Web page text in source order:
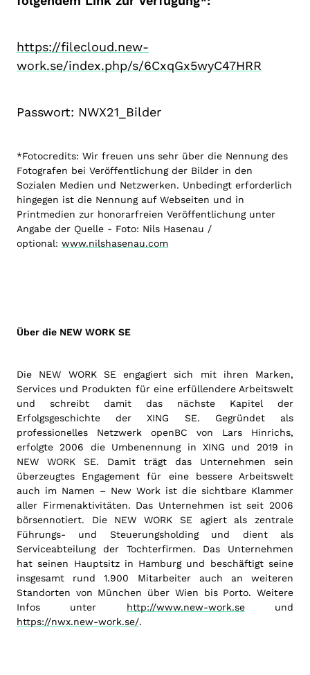
https://filecloud.new-
work.se/index.php/s/6CxqGx5wyC47HRR
Passwort: NWX21_Bilder
*Fotocredits: Wir freuen uns sehr über die Nennung des
Fotografen bei Veröffentlichung der Bilder in den
Sozialen Medien und Netzwerken. Unbedingt erforderlich
hingegen ist die Nennung auf Webseiten und in
Printmedien zur honorarfreien Veröffentlichung unter
Angabe der Quelle - Foto: Nils Hasenau /
optional: www.nilshasenau.com
Über die NEW WORK SE
Die NEW WORK SE engagiert sich mit ihren Marken,
Services und Produkten für eine erfüllendere Arbeitswelt
und schreibt damit das nächste Kapitel der
Erfolgsgeschichte der XING SE. Gegründet als
professionelles Netzwerk openBC von Lars Hinrichs,
erfolgte 2006 die Umbenennung in XING und 2019 in
NEW WORK SE. Damit trägt das Unternehmen sein
überzeugtes Engagement für eine bessere Arbeitswelt
auch im Namen – New Work ist die sichtbare Klammer
aller Firmenaktivitäten. Das Unternehmen ist seit 2006
börsennotiert. Die NEW WORK SE agiert als zentrale
Führungs- und Steuerungsholding und dient als
Serviceabteilung der Tochterfirmen. Das Unternehmen
hat seinen Hauptsitz in Hamburg und beschäftigt seine
insgesamt rund 1.900 Mitarbeiter auch an weiteren
Standorten von München über Wien bis Porto. Weitere
Infos unter http://www.new-work.seund
https://nwx.new-work.se/.